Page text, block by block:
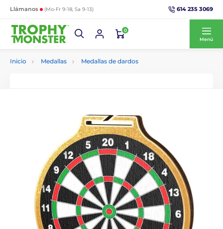
Llámanos (Mo-Fr 9-18, Sa 9-13) 614 235 3069
0
Menú
Inicio Medallas Medallas de dardos